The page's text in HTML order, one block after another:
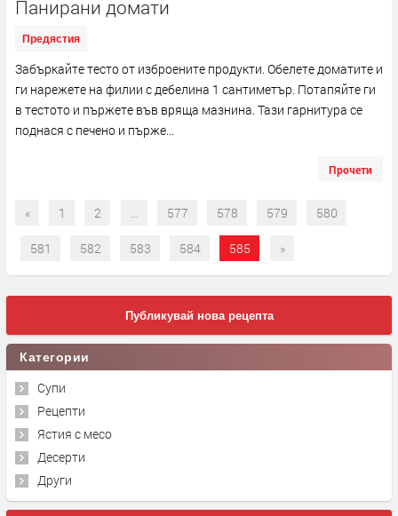
Панирани домати
Предястия
Забъркайте тесто от изброените продукти. Обелете доматите и
ги нарежете на филии с дебелина 1 сантиметър. Потапяйте ги
в тестото и пържете във вряща мазнина. Тази гарнитура се
поднася с печено и пърже...
Прочети
« 1 2 ... 577 578 579 580
581 582 583 584 585 »
Публикувай нова рецепта
Категории
Супи
Рецепти
Ястия с месо
Десерти
Други